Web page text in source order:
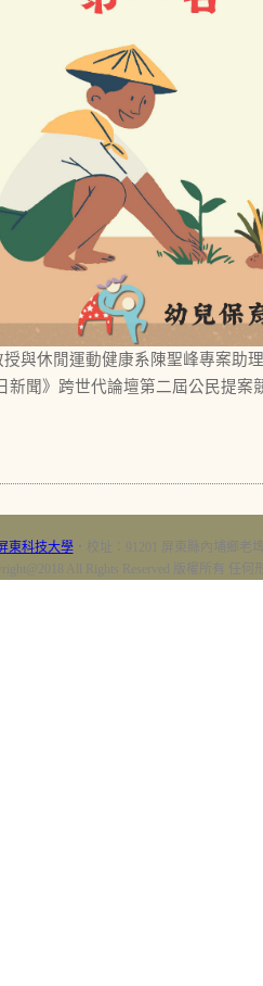
與休閒運動健康系陳聖峰專案助
新聞》跨世代論壇第二屆公民提案
東科技大學‧校址：91201 屏東縣內埔鄉老